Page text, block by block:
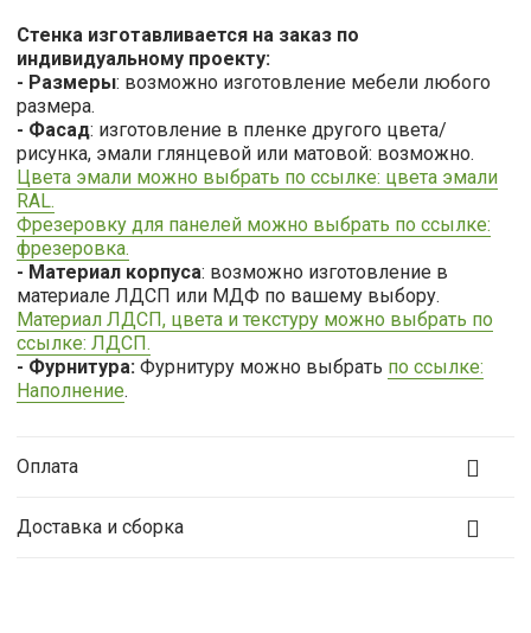
Стенка изготавливается на заказ по
индивидуальному проекту:
- Размеры: возможно изготовление мебели любого
размера.
- Фасад: изготовление в пленке другого цвета/
рисунка, эмали глянцевой или матовой: возможно.
Цвета эмали можно выбрать по ссылке: цвета эмали
RAL.
Фрезеровку для панелей можно выбрать по ссылке:
фрезеровка.
- Материал корпуса: возможно изготовление в
материале ЛДСП или МДФ по вашему выбору.
Материал ЛДСП, цвета и текстуру можно выбрать по
ссылке: ЛДСП.
- Фурнитура: Фурнитуру можно выбрать по ссылке:
Наполнение.
Оплата
Доставка и сборка